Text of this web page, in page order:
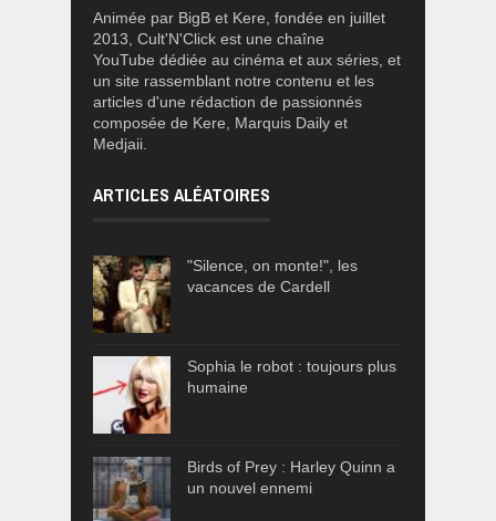
Animée par BigB et Kere, fondée en juillet
2013, Cult'N'Click est une chaîne
YouTube dédiée au cinéma et aux séries, et
un site rassemblant notre contenu et les
articles d'une rédaction de passionnés
composée de Kere, Marquis Daily et
Medjaii.
ARTICLES ALÉATOIRES
"Silence, on monte!", les
vacances de Cardell
Sophia le robot : toujours plus
humaine
Birds of Prey : Harley Quinn a
un nouvel ennemi